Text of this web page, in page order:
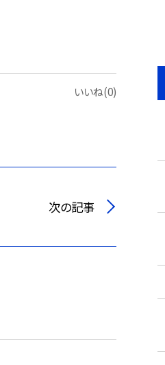
いいね(0)
次の記事